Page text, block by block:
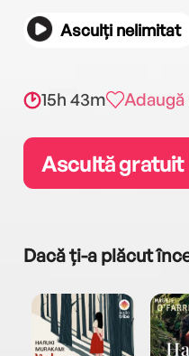
Asculți nelimitat
15h 43m
Ascultă gratuit
Dacă ți-a plăcut